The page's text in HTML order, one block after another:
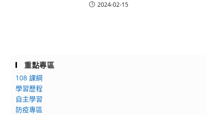
2024-02-15
重點專區
108 課綱
學習歷程
自主學習
防疫專區